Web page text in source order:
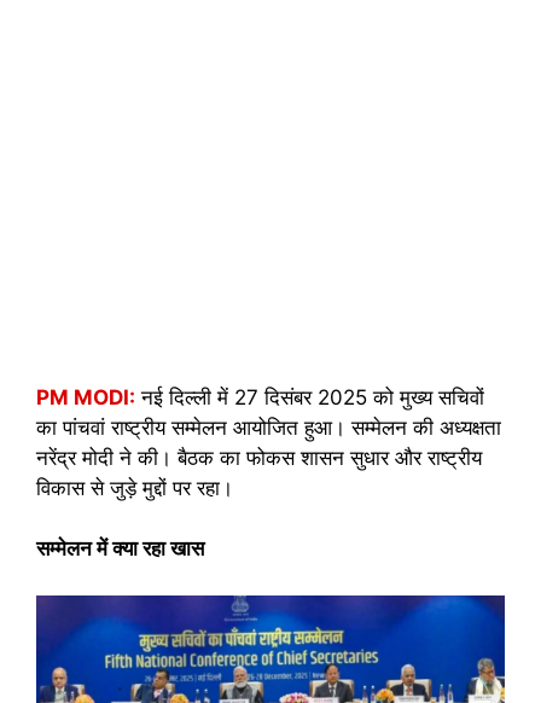
PM MODI: नई दिल्ली में 27 दिसंबर 2025 को मुख्य सचिवों
का पांचवां राष्ट्रीय सम्मेलन आयोजित हुआ। सम्मेलन की अध्यक्षता
नरेंद्र मोदी ने की। बैठक का फोकस शासन सुधार और राष्ट्रीय
विकास से जुड़े मुद्दों पर रहा।
सम्मेलन में क्या रहा खास